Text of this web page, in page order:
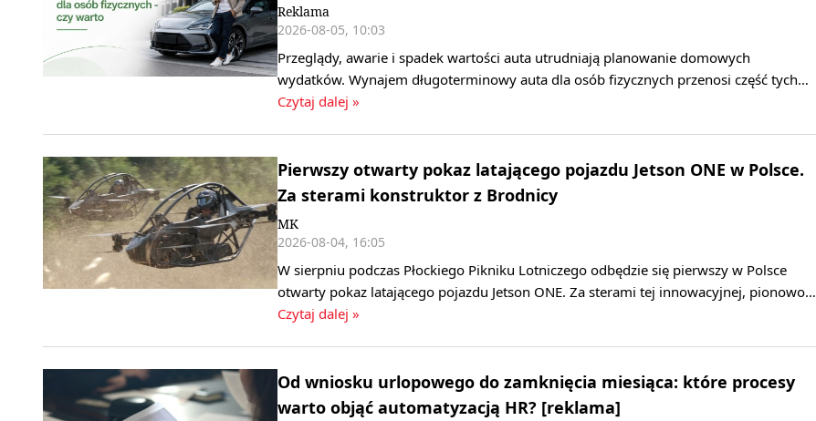
Reklama
2026-08-05, 10:03
Przeglądy, awarie i spadek wartości auta utrudniają planowanie domowych
wydatków. Wynajem długoterminowy auta dla osób fizycznych przenosi część tych…
Czytaj dalej »
Pierwszy otwarty pokaz latającego pojazdu Jetson ONE w Polsce.
Za sterami konstruktor z Brodnicy
MK
2026-08-04, 16:05
W sierpniu podczas Płockiego Pikniku Lotniczego odbędzie się pierwszy w Polsce
otwarty pokaz latającego pojazdu Jetson ONE. Za sterami tej innowacyjnej, pionowo…
Czytaj dalej »
Od wniosku urlopowego do zamknięcia miesiąca: które procesy
warto objąć automatyzacją HR? [reklama]